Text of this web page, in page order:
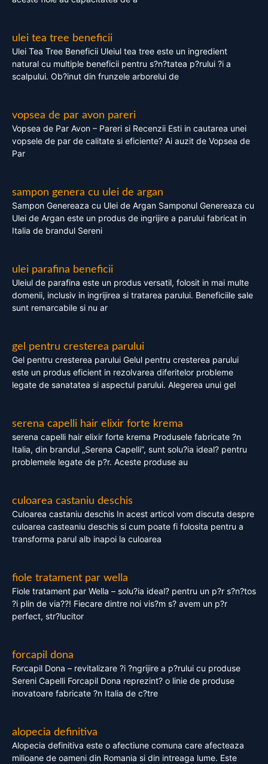
ulei tea tree beneficii
Ulei Tea Tree Beneficii Uleiul tea tree este un ingredient
natural cu multiple beneficii pentru s?n?tatea p?rului ?i a
scalpului. Ob?inut din frunzele arborelui de
vopsea de par avon pareri
Vopsea de Par Avon – Pareri si Recenzii Esti in cautarea unei
vopsele de par de calitate si eficiente? Ai auzit de Vopsea de
Par
sampon genera cu ulei de argan
Sampon Genereaza cu Ulei de Argan Samponul Genereaza cu
Ulei de Argan este un produs de ingrijire a parului fabricat in
Italia de brandul Sereni
ulei parafina beneficii
Uleiul de parafina este un produs versatil, folosit in mai multe
domenii, inclusiv in ingrijirea si tratarea parului. Beneficiile sale
sunt remarcabile si nu ar
gel pentru cresterea parului
Gel pentru cresterea parului Gelul pentru cresterea parului
este un produs eficient in rezolvarea diferitelor probleme
legate de sanatatea si aspectul parului. Alegerea unui gel
serena capelli hair elixir forte krema
serena capelli hair elixir forte krema Produsele fabricate ?n
Italia, din brandul „Serena Capelli”, sunt solu?ia ideal? pentru
problemele legate de p?r. Aceste produse au
culoarea castaniu deschis
Culoarea castaniu deschis In acest articol vom discuta despre
culoarea casteaniu deschis si cum poate fi folosita pentru a
transforma parul alb inapoi la culoarea
fiole tratament par wella
Fiole tratament par Wella – solu?ia ideal? pentru un p?r s?n?tos
?i plin de via??! Fiecare dintre noi vis?m s? avem un p?r
perfect, str?lucitor
forcapil dona
Forcapil Dona – revitalizare ?i ?ngrijire a p?rului cu produse
Sereni Capelli Forcapil Dona reprezint? o linie de produse
inovatoare fabricate ?n Italia de c?tre
alopecia definitiva
Alopecia definitiva este o afectiune comuna care afecteaza
milioane de oameni din Romania si din intreaga lume. Este